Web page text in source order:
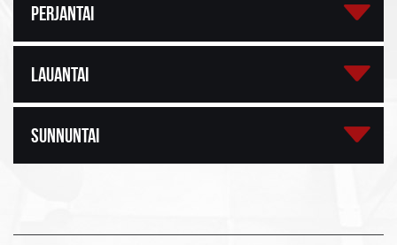
PERJANTAI
LAUANTAI
SUNNUNTAI